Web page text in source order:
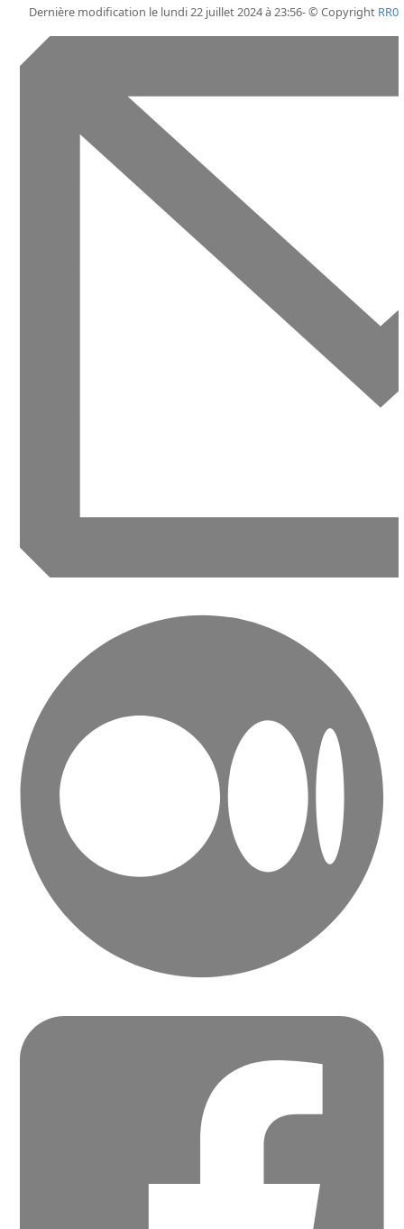
Dernière modification le lundi 22 juillet 2024 à 23:56- © Copyright RR0